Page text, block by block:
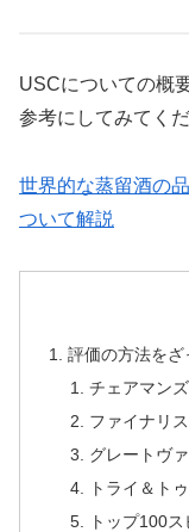
USCについての概
参考にしてみてく
世界的な蒸留酒の
ついて解説
評価の方法を
チェアマン
ファイナリ
グレートヴ
トライ＆ト
トップ100